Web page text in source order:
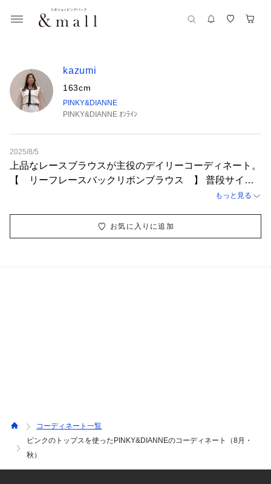
kazumi
163cm
PINKY&DIANNE
PINKY&DIANNE ｵﾝﾗｲﾝ
2025/8/5
上品なレースブラウスが主役のデイリーコーディネート。
【 リーフレースバックリボンブラウス 】 普段サイズ:
が、胸元に透け感があるので詰まった印象に見えない大人
フェミニンな一枚。 【 ステップへムラップスカー
もっと見る
お気に入りに追加
コーディネート一覧
ピンクのトップスを使ったPINKY&DIANNEのコーディネート（8月・
秋）